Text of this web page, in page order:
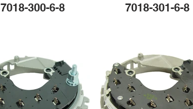
7018-300-6-8 7018-301-6-8